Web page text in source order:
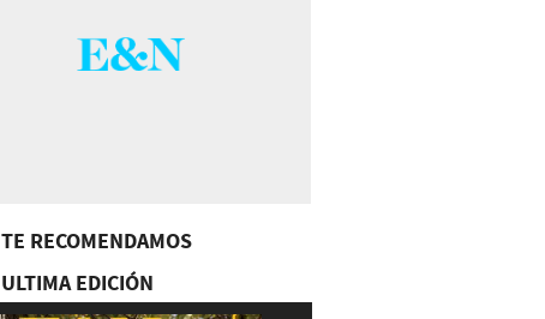
TE RECOMENDAMOS
ULTIMA EDICIÓN